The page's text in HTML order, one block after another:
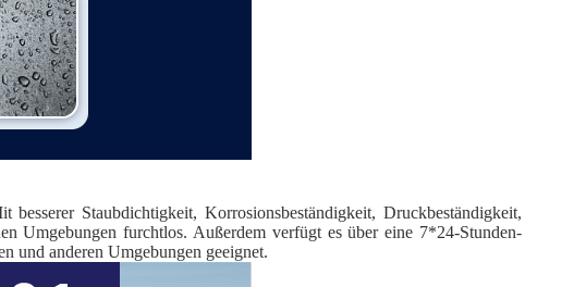
Staubdichtigkeit, Korrosionsbeständigkeit, Druckbeständigkeit,
Umgebungen furchtlos. Außerdem verfügt es über eine 7*24-Stunden-
und anderen Umgebungen geeignet.